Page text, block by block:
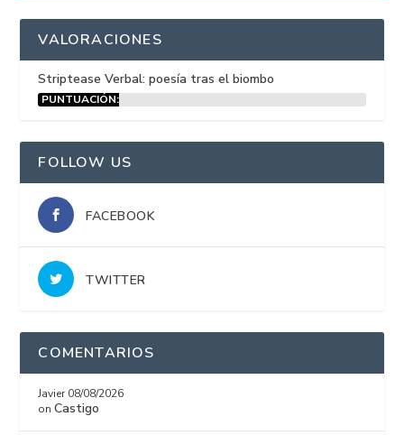
VALORACIONES
Striptease Verbal: poesía tras el biombo
PUNTUACIÓN:
FOLLOW US
FACEBOOK
TWITTER
COMENTARIOS
Javier 08/08/2026
onCastigo